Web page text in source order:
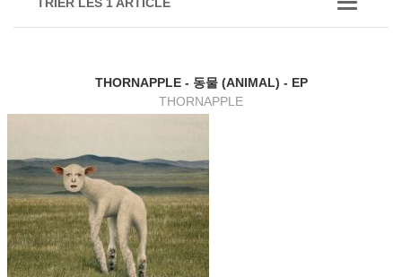
THORNAPPLE - 동물 (ANIMAL) - EP
THORNAPPLE